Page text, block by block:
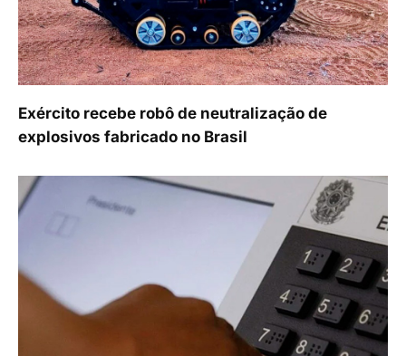
Exército recebe robô de neutralização de
explosivos fabricado no Brasil